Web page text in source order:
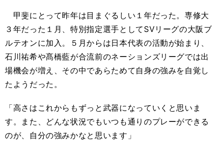
甲斐にとって昨年は目まぐるしい１年だった。専修大
３年だった１月、特別指定選手としてSVリーグの大阪ブ
ルテオンに加入。５月からは日本代表の活動が始まり、
石川祐希や髙橋藍が合流前のネーションズリーグでは出
場機会が増え、その中であらためて自身の強みを自覚し
たようだった。
「高さはこれからもずっと武器になっていくと思いま
す。また、どんな状況でもいつも通りのプレーができる
のが、自分の強みかなと思います」